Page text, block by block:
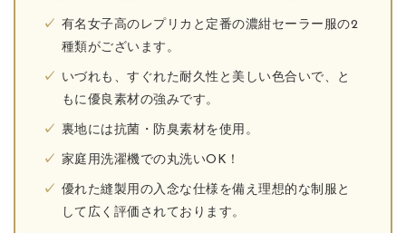
有名女子高のレプリカと定番の濃紺セーラー服の2
種類がございます。
いづれも、すぐれた耐久性と美しい色合いで、と
もに優良素材の強みです。
裏地には抗菌・防臭素材を使用。
家庭用洗濯機での丸洗いOK！
優れた縫製用の入念な仕様を備え理想的な制服と
して広く評価されております。